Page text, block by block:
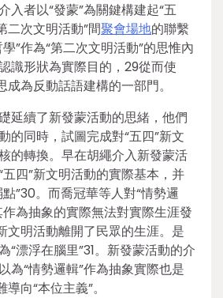
入者以“發蒙”為關鍵構建起“五
二次文明活動”間聚會場地的聯繫
”作為“第二次文明活動”的思惟內
識形狀為實際目的，29從而使
成為反動話語建構的一部門。
延續了新發蒙活動的思緒，他們
的同時，試圖完成對“五四”新文
的轉換。早在胡繩介入新發蒙活
四”新文明活動的實際基本，并
”30。而喬冠華等人對“情勢邏
為抽象的實際無法對實際生涯發
文明活動離開了民眾的生涯。是
“漂浮在腦里”31。新發蒙活動的介
為“情勢邏輯”作為抽象實際也是
向“本位主義”。